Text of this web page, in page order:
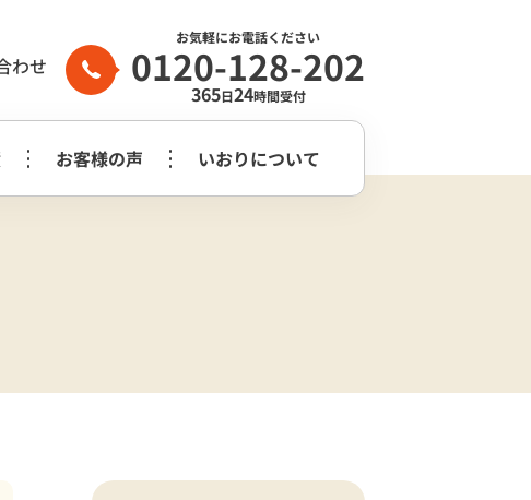
わせ
お気軽にお電話ください
0120-128-202
365日24時間受付
崎市
葬儀社はどう
お客様の声 いおりについて
いおり公式